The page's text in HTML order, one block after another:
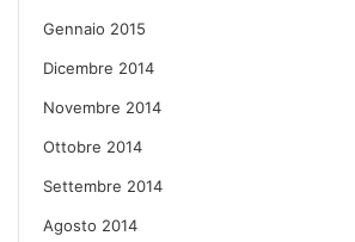
Gennaio 2015
Dicembre 2014
Novembre 2014
Ottobre 2014
Settembre 2014
Agosto 2014